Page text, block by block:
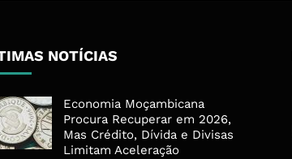
NOTÍCIAS
Economia Moçambicana
Procura Recuperar em 2026,
Mas Crédito, Dívida e Divisas
Limitam Aceleração